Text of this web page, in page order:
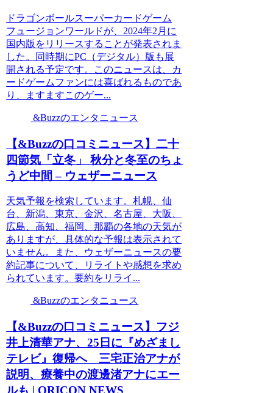
ドラゴンボールスーパーカードゲーム
フュージョンワールドが、2024年2月に
国内版をリリースすることが発表されま
した。同時期にPC（デジタル）版も展
開される予定です。このニュースは、カ
ードゲームファンには喜ばれるものであ
り、ますますこのゲー...
&Buzzのエンタニュース
【&Buzzの口コミニュース】二十
四節気「立冬」 秋分と冬至のちょ
うど中間 – ウェザーニュース
天気予報を検索しています。札幌、仙
台、新潟、東京、金沢、名古屋、大阪、
広島、高知、福岡、那覇の各地の天気が
ありますが、具体的な予報は表示されて
いません。また、ウェザーニュースの要
約記事について、リライトや感想を求め
られています。要約をリライ...
&Buzzのエンタニュース
【&Buzzの口コミニュース】フジ
井上清華アナ、25日に『めざまし
テレビ』復帰へ 三宅正治アナが
説明、療養中の渡邊渚アナにエー
ルも | ORICON NEWS